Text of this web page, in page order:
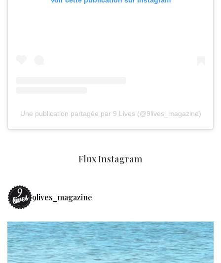
Une publication partagée par 9 Lives (@9lives_magazine)
Flux Instagram
9lives_magazine